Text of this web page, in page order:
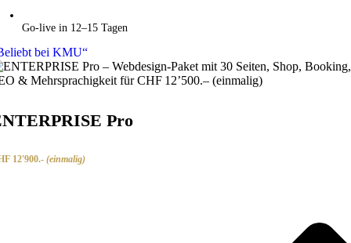
Go-live in 12–15 Tagen
bei KMU“
Pro
12'900.- (einmalig)